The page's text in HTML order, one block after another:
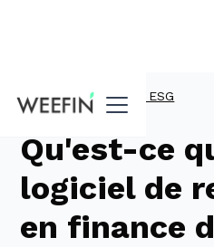
Guides Plateforme ESG
Qu'est-ce
logiciel de
en finance